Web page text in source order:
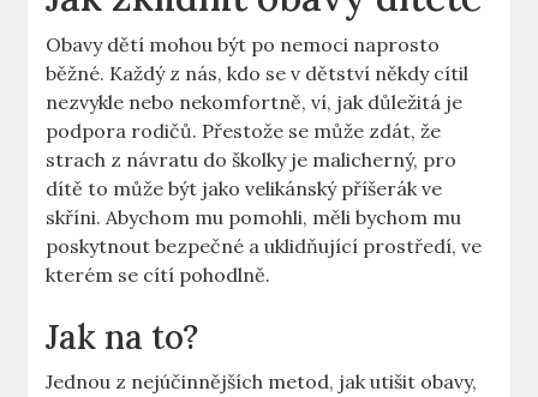
Obavy dětí mohou být po nemoci naprosto
běžné. Každý z nás, kdo se v dětství někdy cítil
nezvykle nebo nekomfortně, ví, jak důležitá je
podpora rodičů. Přestože se může zdát, že
strach z návratu do školky je malicherný, pro
dítě to může být jako velikánský příšerák ve
skříni. Abychom mu pomohli, měli bychom mu
poskytnout bezpečné a uklidňující prostředí, ve
kterém se cítí pohodlně.
Jak na to?
Jednou z nejúčinnějších metod, jak utišit obavy,